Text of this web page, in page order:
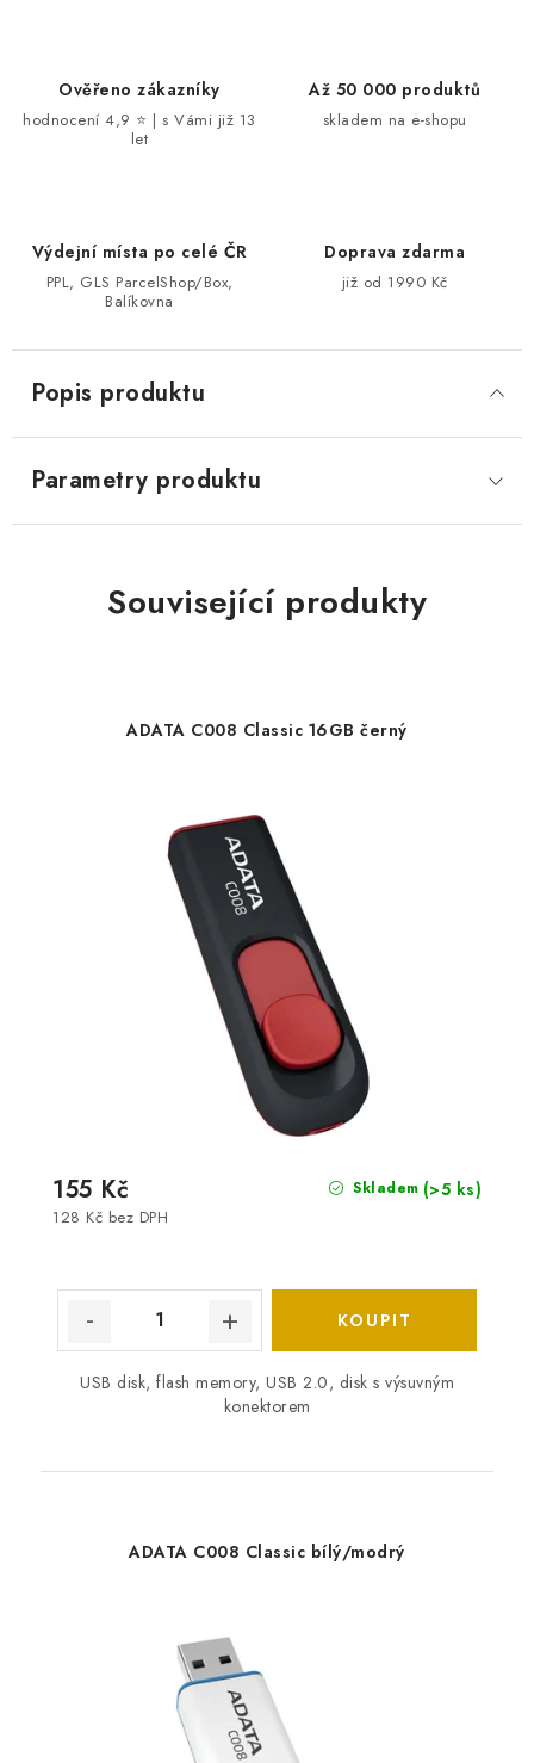
Ověřeno zákazníky
hodnocení 4,9 ⭐ | s Vámi již 13
let
Až 50 000 produktů
skladem na e-shopu
Výdejní místa po celé ČR
PPL, GLS ParcelShop/Box,
Balíkovna
Doprava zdarma
již od 1990 Kč
Popis produktu
Parametry produktu
Související produkty
ADATA C008 Classic 16GB černý
Skladem (>5 ks)
128 Kč bez DPH
155 Kč
USB disk, flash memory, USB 2.0, disk s výsuvným
konektorem
ADATA C008 Classic bílý/modrý